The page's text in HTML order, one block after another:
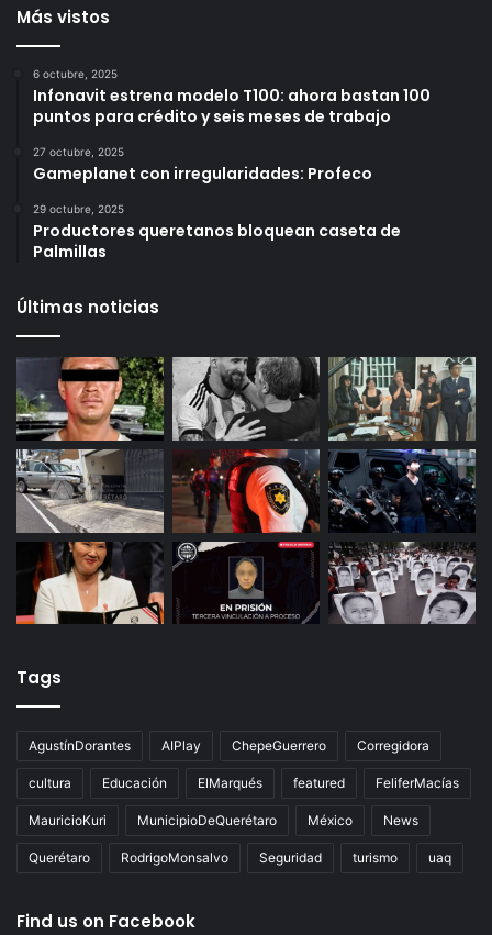
Más vistos
6 octubre, 2025
Infonavit estrena modelo T100: ahora bastan 100
puntos para crédito y seis meses de trabajo
27 octubre, 2025
Gameplanet con irregularidades: Profeco
29 octubre, 2025
Productores queretanos bloquean caseta de
Palmillas
Últimas noticias
Tags
AgustínDorantes AIPlay ChepeGuerrero Corregidora
cultura Educación ElMarqués featured FeliferMacías
MauricioKuri MunicipioDeQuerétaro México News
Querétaro RodrigoMonsalvo Seguridad turismo uaq
Find us on Facebook